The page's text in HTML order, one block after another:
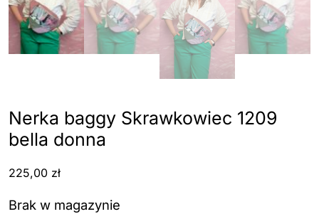
Nerka baggy Skrawkowiec 1209
bella donna
225,00 zł
Brak w magazynie